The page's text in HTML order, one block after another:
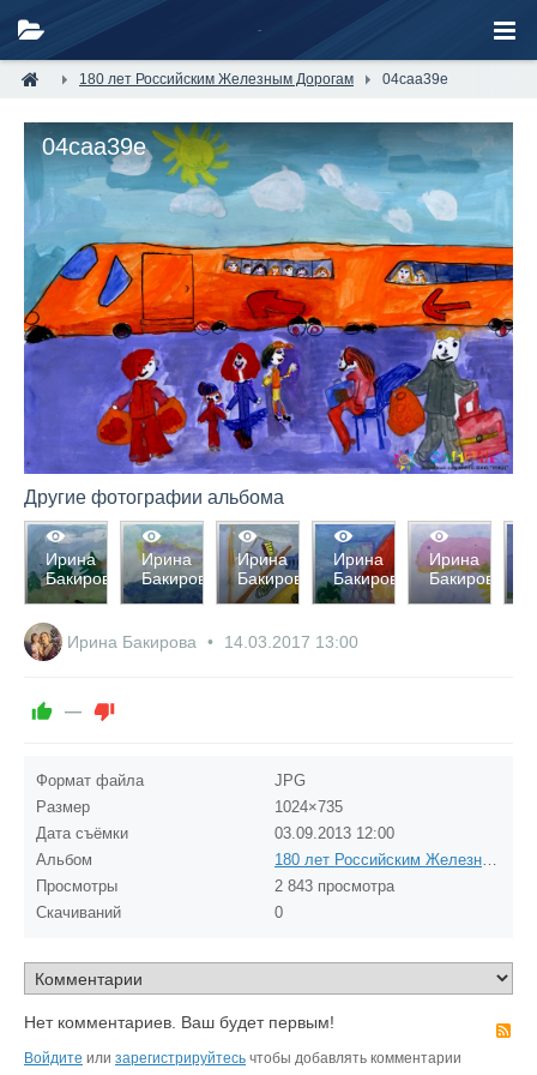
180 лет Российским Железным Дорогам 04caa39e
04caa39e
Другие фотографии альбома
2958
0
0
Ирина
Бакирова
2948
0
0
Ирина
Бакирова
2846
0
0
Ирина
Бакирова
2920
0
0
Ирина
Бакирова
2790
0
0
Ирина
Бакирова
Ирина Бакирова 14.03.2017 13:00
—
Формат файла
JPG
Размер
1024×735
Дата съёмки
03.09.2013 12:00
Альбом
Просмотры
2 843 просмотра
Скачиваний
0
Нет комментариев. Ваш будет первым!
Войдите или зарегистрируйтесь чтобы добавлять комментарии